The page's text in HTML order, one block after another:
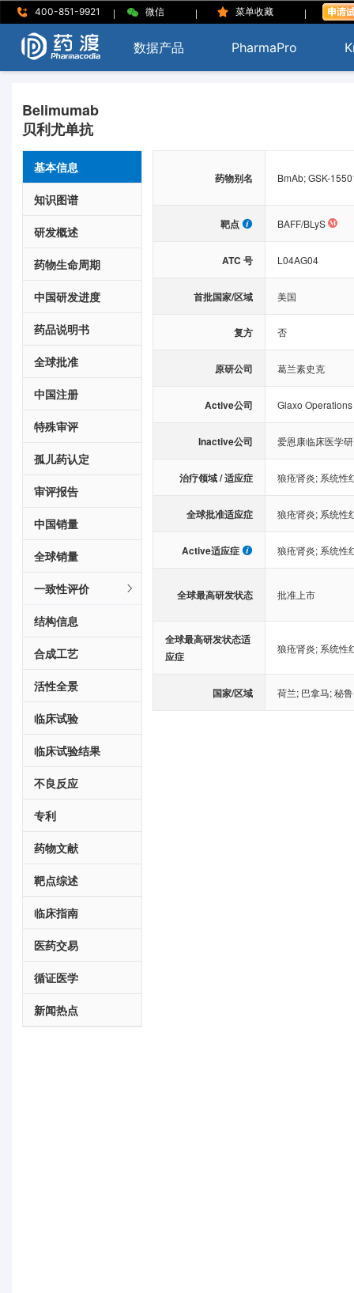
400-851-9921 | 微信 | 菜单收藏 |
数据产品 PharmaPro
Belimumab
贝利尤单抗
基本信息
知识图谱
研发概述
药物生命周期
中国研发进度
药品说明书
全球批准
中国注册
特殊审评
孤儿药认定
审评报告
中国销量
全球销量
一致性评价
结构信息
合成工艺
活性全景
临床试验
临床试验结果
不良反应
专利
药物文献
靶点综述
临床指南
医药交易
循证医学
新闻热点
药物别名 BmAb; GSK-
靶点 BAFF/BLyS
ATC 号 L04AG04
首批国家/区域 美国
复方 否
原研公司 葛兰素史克
Active公司 Glaxo
Inactive公司 爱恩康临床医学
治疗领域 / 适应症 狼疮肾炎; 系统性
全球批准适应症 狼疮肾炎; 系统性
Active适应症 狼疮肾炎; 系统性
全球最高研发状态 批准上市
全球最高研发状态适
应症
狼疮肾炎; 系统性
国家/区域 荷兰; 巴拿马;秘鲁